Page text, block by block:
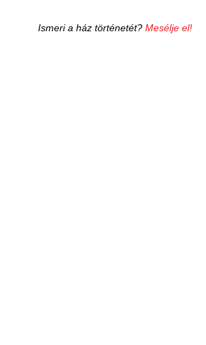
Ismeri a ház történetét? Mesélje el!